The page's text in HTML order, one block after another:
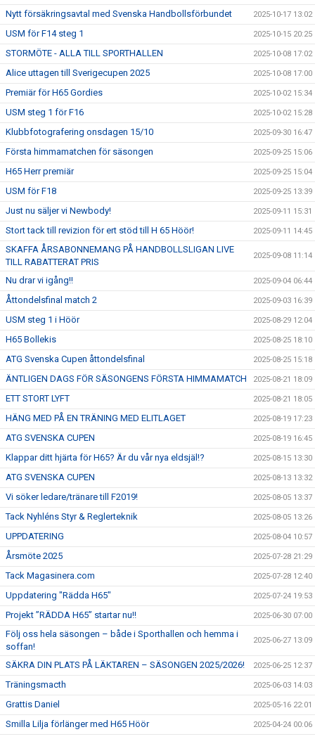
Nytt försäkringsavtal med Svenska Handbollsförbundet 2025-10-17 13:02
USM för F14 steg 1 2025-10-15 20:25
STORMÖTE - ALLA TILL SPORTHALLEN 2025-10-08 17:02
Alice uttagen till Sverigecupen 2025 2025-10-08 17:00
Premiär för H65 Gordies 2025-10-02 15:34
USM steg 1 för F16 2025-10-02 15:28
Klubbfotografering onsdagen 15/10 2025-09-30 16:47
Första himmamatchen för säsongen 2025-09-25 15:06
H65 Herr premiär 2025-09-25 15:04
USM för F18 2025-09-25 13:39
Just nu säljer vi Newbody! 2025-09-11 15:31
Stort tack till revizion för ert stöd till H 65 Höör! 2025-09-11 14:45
SKAFFA ÅRSABONNEMANG PÅ HANDBOLLSLIGAN LIVE
TILL RABATTERAT PRIS
2025-09-08 11:14
Nu drar vi igång!! 2025-09-04 06:44
Åttondelsfinal match 2 2025-09-03 16:39
USM steg 1 i Höör 2025-08-29 12:04
H65 Bollekis 2025-08-25 18:10
ATG Svenska Cupen åttondelsfinal 2025-08-25 15:18
ÄNTLIGEN DAGS FÖR SÄSONGENS FÖRSTA HIMMAMATCH 2025-08-21 18:09
ETT STORT LYFT 2025-08-21 18:05
HÄNG MED PÅ EN TRÄNING MED ELITLAGET 2025-08-19 17:23
ATG SVENSKA CUPEN 2025-08-19 16:45
Klappar ditt hjärta för H65? Är du vår nya eldsjäl!? 2025-08-15 13:30
ATG SVENSKA CUPEN 2025-08-13 13:32
Vi söker ledare/tränare till F2019! 2025-08-05 13:37
Tack Nyhléns Styr & Reglerteknik 2025-08-05 13:26
UPPDATERING 2025-08-04 10:57
Årsmöte 2025 2025-07-28 21:29
Tack Magasinera.com 2025-07-28 12:40
Uppdatering "Rädda H65" 2025-07-24 19:53
Projekt ”RÄDDA H65” startar nu!! 2025-06-30 07:00
Följ oss hela säsongen – både i Sporthallen och hemma i
soffan!
2025-06-27 13:09
SÄKRA DIN PLATS PÅ LÄKTAREN – SÄSONGEN 2025/2026! 2025-06-25 12:37
Träningsmacth 2025-06-03 14:03
Grattis Daniel 2025-05-16 22:01
Smilla Lilja förlänger med H65 Höör 2025-04-24 00:06